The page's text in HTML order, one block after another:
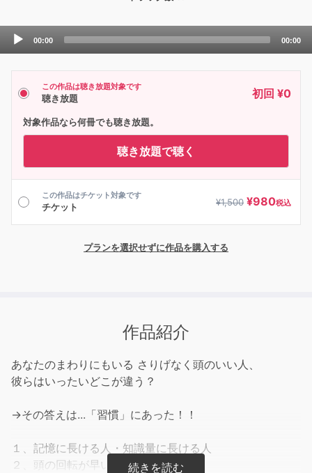
Audio
00:00 00:00
この作品は聴き放題対象です
聴き放題 初回 ¥0
対象作品なら何冊でも聴き放題。
聴き放題で聴く
この作品はチケット対象です
チケット ¥1,500 ¥980税込
プランを選択せずに作品を購入する
作品紹介
あなたのまわりにもいる さりげなく頭のいい人、
彼らはいったいどこが違う？
→その答えは...「習慣」にあった！！
１、記憶に長ける人・知識量に長ける人
２、頭の回転が早い人